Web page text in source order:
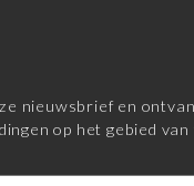
nieuwsbrief en
op het gebied van